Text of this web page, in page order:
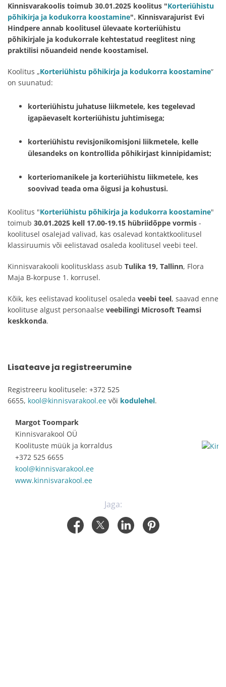
Kinnisvarakoolis toimub 30.01.2025 koolitus "Korteriühistu
põhikirja ja kodukorra koostamine". Kinnisvarajurist Evi
Hindpere annab koolitusel ülevaate korteriühistu
põhikirjale ja kodukorrale kehtestatud reeglitest ning
praktilisi nõuandeid nende koostamisel.
Koolitus „Korteriühistu põhikirja ja kodukorra koostamine“
on suunatud:
korteriühistu juhatuse liikmetele, kes tegelevad
igapäevaselt korteriühistu juhtimisega;
korteriühistu revisjonikomisjoni liikmetele, kelle
ülesandeks on kontrollida põhikirjast kinnipidamist;
korteriomanikele ja korteriühistu liikmetele, kes
soovivad teada oma õigusi ja kohustusi.
Koolitus "Korteriühistu põhikirja ja kodukorra koostamine"
toimub 30.01.2025 kell 17.00-19.15 hübriidõppe vormis -
koolitusel osalejad valivad, kas osalevad kontaktkoolitusel
klassiruumis või eelistavad osaleda koolitusel veebi teel.
Kinnisvarakooli koolitusklass asub Tulika 19, Tallinn, Flora
Maja B-korpuse 1. korrusel.
Kõik, kes eelistavad koolitusel osaleda veebi teel, saavad enne
koolituse algust personaalse veebilingi Microsoft Teamsi
keskkonda.
Lisateave ja registreerumine
Registreeru koolitusele: +372 525
6655, kool@kinnisvarakool.ee või kodulehel.
Margot Toompark
Kinnisvarakool OÜ
Koolituste müük ja korraldus
+372 525 6655
kool@kinnisvarakool.ee
www.kinnisvarakool.ee
Jaga: